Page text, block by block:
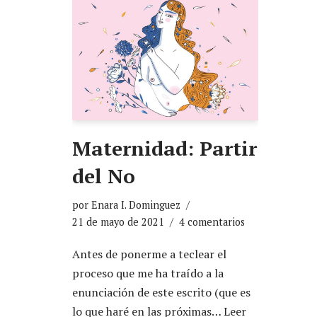
Maternidad: Partir
del No
por Enara I. Dominguez
21 de mayo de 2021
4 comentarios
Antes de ponerme a teclear el
proceso que me ha traído a la
enunciación de este escrito (que es
lo que haré en las próximas…Leer